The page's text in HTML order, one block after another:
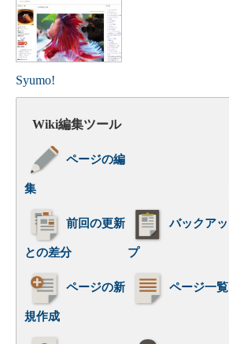
Syumo!
Wiki編集ツール
ページの編
集
前回の更新
との差分
バックアッ
プ
ページの新
規作成
ページ一覧